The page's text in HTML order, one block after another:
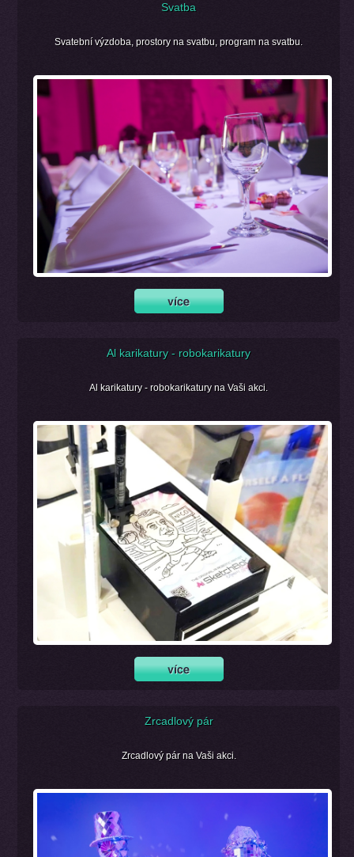
Svatba
Svatební výzdoba, prostory na svatbu, program na svatbu.
Al karikatury - robokarikatury
Al karikatury - robokarikatury na Vaši akci.
Zrcadlový pár
Zrcadlový pár na Vaši akci.